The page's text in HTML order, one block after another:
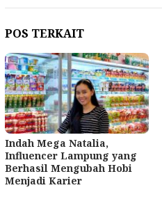
POS TERKAIT
Indah Mega Natalia,
Influencer Lampung yang
Berhasil Mengubah Hobi
Menjadi Karier